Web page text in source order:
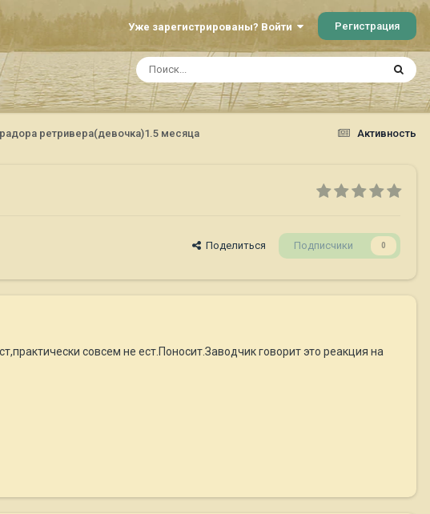
Уже зарегистрированы? Войти Регистрация
Активность
ретривера(девочка)1.5 месяца
Поделиться Подписчики 0
совсем не ест.Поносит.Заводчик говорит это реакция на